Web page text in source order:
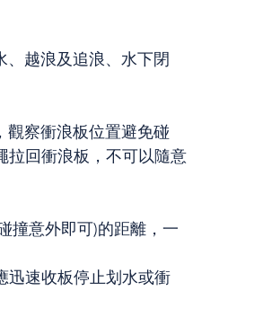
越浪及追浪、水下閉
觀察衝浪板位置避免碰
拉回衝浪板，不可以隨意
撞意外即可)的距離，一
迅速收板停止划水或衝